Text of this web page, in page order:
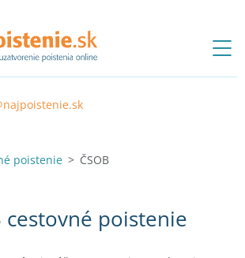
poistenie ČSOB
cestovné poistenie